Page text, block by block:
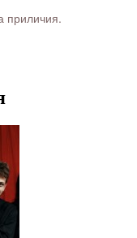
приличия.